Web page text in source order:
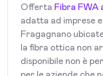
Offerta Fibra FWA
adatta ad imprese
Fragagnano
la fibra ottica non
disponibile non è